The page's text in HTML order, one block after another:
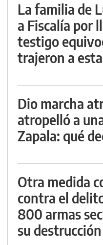
La familia de
a Fiscalía por
testigo
trajeron a
Dio marcha
atropelló a
Zapala: qué
Otra medida
contra el
800 armas
su destrucción